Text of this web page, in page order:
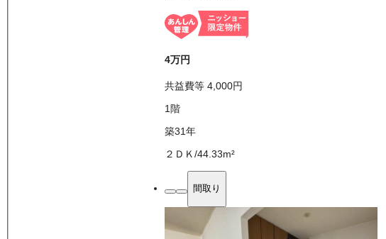
4万円
共益費等 4,000円
1 階
築31年
２ＤＫ /44.33m²
間取り